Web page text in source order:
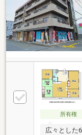
所有権
広々とした